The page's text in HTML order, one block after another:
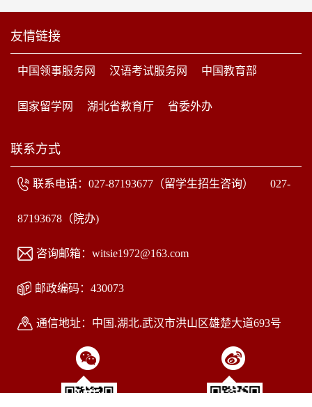
友情链接
中国领事服务网 汉语考试服务网 中国教育部
国家留学网 湖北省教育厅 省委外办
联系方式
联系电话：027-87193677（留学生招生咨询） 027-
87193678（院办)
咨询邮箱：witsie1972@163.com
邮政编码：430073
通信地址：中国.湖北.武汉市洪山区雄楚大道693号